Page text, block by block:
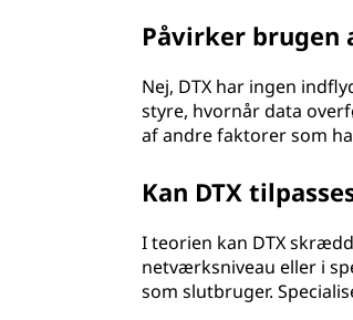
Påvirker brugen
Nej, DTX har ingen
styre, hvornår data
af andre faktorer som
Kan DTX
I teorien kan DTX
netværksniveau eller i
som slutbruger.